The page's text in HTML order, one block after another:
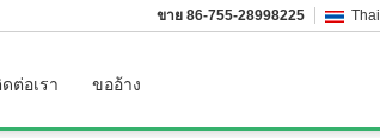
Thai
ขาย 86-755-28998225
ต่อเรา ขออ้าง